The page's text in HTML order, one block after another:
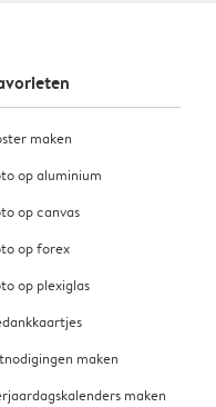
maken
op aluminium
op canvas
op forex
op plexiglas
maken
maken